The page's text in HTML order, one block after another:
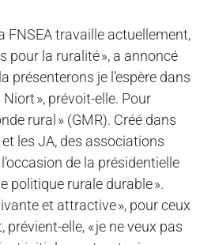
FNSEA travaille actuellement,
pour la ruralité », a annoncé
présenterons je l’espère dans
», prévoit-elle. Pour
rural » (GMR). Créé dans
les JA, des associations
de la présidentielle
politique rurale durable ».
et attractive », pour ceux
elle, « je ne veux pas